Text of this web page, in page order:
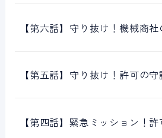
【第六話】守り抜け！機械商
【第五話】守り抜け！許可の
【第四話】緊急ミッション！